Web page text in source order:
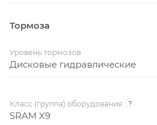
Тормоза
Уровень тормозов
Дисковые гидравлические
Класс (группа) оборудования ?
SRAM X9